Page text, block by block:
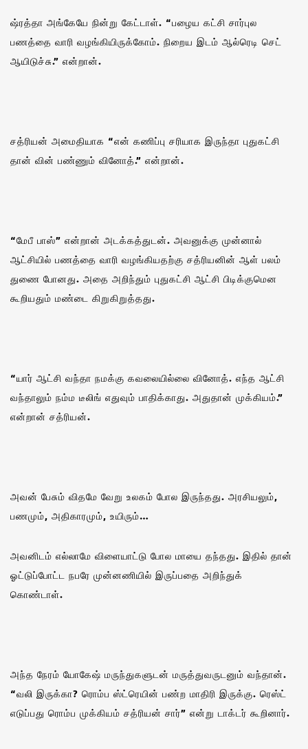
ஷ்ரத்தா அங்கேயே நின்று கேட்டாள். “பழைய கட்சி சார்புல
பணத்தை வாரி வழங்கியிருக்கோம். நிறைய இடம் ஆல்ரெடி செட்
ஆயிடுச்சு.” என்றான்.‌
சத்ரியன் அமைதியாக “என் கணிப்பு சரியாக இருந்தா புதுகட்சி
தான் வின் பண்ணும் வினோத்.” என்றான்.
“மேபீ பாஸ்” என்றான் அடக்கத்துடன். அவனுக்கு முன்னால்
ஆட்சியில் பணத்தை வாரி வழங்கியதற்கு சத்ரியனின் ஆள் பலம்
துணை போனது. அதை அறிந்தும் புதுகட்சி ஆட்சி பிடிக்குமென
கூறியதும் மண்டை கிறுகிறுத்தது.
“யார் ஆட்சி வந்தா நமக்கு கவலையில்லை வினோத். எந்த ஆட்சி
வந்தாலும் நம்ம டீலிங் எதுவும் பாதிக்காது. அதுதான் முக்கியம்.”
என்றான் சத்ரியன்.
அவன் பேசும் விதமே வேறு உலகம் போல இருந்தது. அரசியலும்,
பணமும், அதிகாரமும், உயிரும்…
அவனிடம் எல்லாமே விளையாட்டு போல மாயை தந்தது. இதில் தான்
ஓட்டுப்போட்ட நபரே முன்னணியில் இருப்பதை அறிந்துக்
கொண்டாள்.
அந்த நேரம் யோகேஷ் மருந்துகளுடன் மருத்துவருடனும் வந்தான்.
“வலி இருக்கா? ரொம்ப ஸ்ட்ரெயின் பண்ற மாதிரி இருக்கு. ரெஸ்ட்
எடுப்பது ரொம்ப முக்கியம் சத்ரியன் சார்” என்று டாக்டர் கூறினார்.